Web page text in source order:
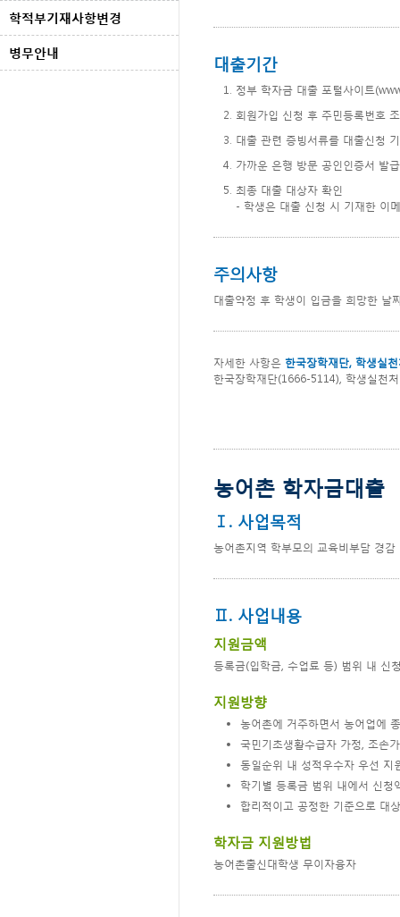
학적부기재사항변경
병무안내 대출기간
정부 학자금 대출 포털사이트(
회원가입 신청 후 주민등록번호
대출 관련 증빙서류를 대출신청
가까운 은행 방문 공인인증서 발급
최종 대출 대상자 확인
- 학생은 대출 신청 시 기재한 이
주의사항
대출약정 후 학생이 입금을 희망한 날
자세한 사항은 한국장학재단, 학생실
한국장학재단(1666-5114), 학생실천
농어촌 학자금대출
Ⅰ. 사업목적
농어촌지역 학부모의 교육비부담 경
Ⅱ. 사업내용
지원금액
등록금(입학금, 수업료 등) 범위 내 신
지원방향
농어촌에 거주하면서 농어업에
국민기초생활수급자 가정, 조손
동일순위 내 성적우수자 우선 지
학기별 등록금 범위 내에서 신청
합리적이고 공정한 기준으로 대
학자금 지원방법
농어촌출신대학생 무이자융자